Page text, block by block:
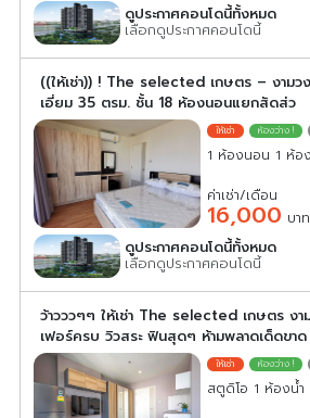
ดูประกาศคอนโดนี้ทั้งหมด
เลือกดูประกาศคอนโดนี้
((ให้เช่า)) ! The selected เกษตร – งามว
เอี่ยม 35 ตรม. ชั้น 18 ห้องนอนแยกสัดส่ว
1 ห้องนอน 1 ห้อ
ค่าเช่า/เดือน
16,000 บาท
ดูประกาศคอนโดนี้ทั้งหมด
เลือกดูประกาศคอนโดนี้
ว้าวววๆๆ ให้เช่า The selected เกษตร งา
เฟอร์ครบ วิวสระ ฟินสุดๆ ห้ามพลาดเด็ดขาด
สตูดิโอ 1 ห้องน้ำ